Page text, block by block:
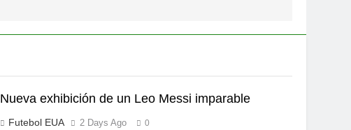
Nueva exhibición de un Leo Messi imparable
Futebol EUA 2 Days Ago 0